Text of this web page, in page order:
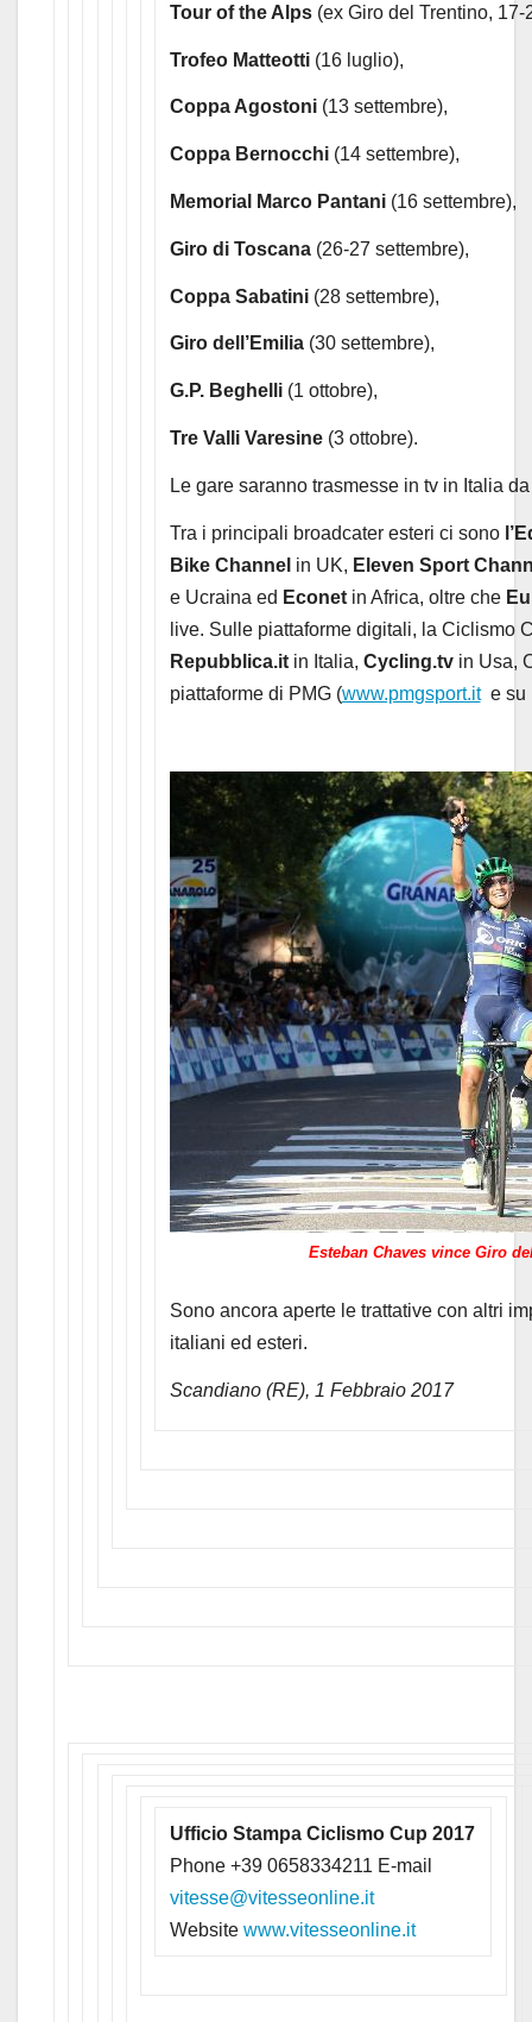
Tour of the Alps(ex Giro del Trentino, 17-
Trofeo Matteotti(16 luglio),
Coppa Agostoni(13 settembre),
Coppa Bernocchi (14 settembre),
Memorial Marco Pantani(16 settembre),
Giro di Toscana(26-27 settembre),
Coppa Sabatini(28 settembre),
Giro dell’Emilia(30 settembre),
G.P. Beghelli(1 ottobre),
Tre Valli Varesine(3 ottobre).
Le gare saranno trasmesse in tv in Italia
Tra i principali broadcater esteri ci sono
Bike Channel in UK, Eleven Sport
e Ucraina ed Econetin Africa, oltre che
live. Sulle piattaforme digitali, la Ciclismo
Repubblica.itin Italia, Cycling.tvin Usa,
piattaforme di PMG (www.pmgsport.ite su
Esteban Chaves vince Giro
Sono ancora aperte le trattative con altri
italiani ed esteri.
Scandiano (RE), 1 Febbraio 2017
Ufficio Stampa Ciclismo Cup 2017
Phone +39 0658334211 E-mail
vitesse@vitesseonline.it
Website www.vitesseonline.it